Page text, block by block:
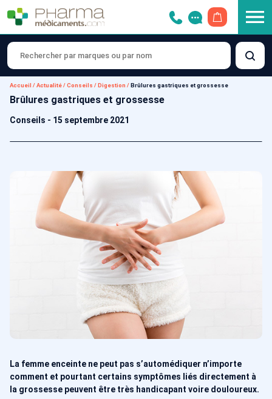
Accueil /Actualité/Conseils / Digestion / Brûlures gastriques et grossesse
Brûlures gastriques et grossesse
Conseils - 15 septembre 2021
La femme enceinte ne peut pas s’automédiquer n’importe
comment et pourtant certains symptômes liés directement à
la grossesse peuvent être très handicapant voire douloureux.